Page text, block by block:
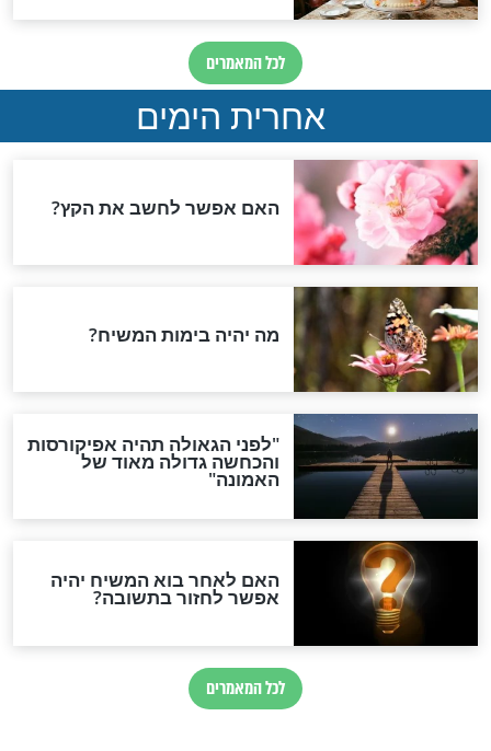
הסגולה שעבדה
ידעתם שבהדלקת נרות
לנביאים?
חדשות יהדות
הותר לפרסום: לוחמי מילואים
נהרגו בדרום לבנון
ההסכם החשאי של טראמפ
סימני שאלה